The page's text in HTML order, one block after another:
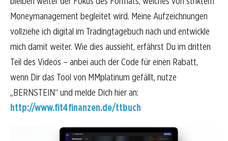
Moneymanagement begleitet wird. Meine Aufzeichnungen
vollziehe ich digital im Tradingtagebuch nach und entwickle
mich damit weiter. Wie dies aussieht, erfährst Du im dritten
Teil des Videos – anbei auch der Code für einen Rabatt,
wenn Dir das Tool von MMplatinum gefällt, nutze
„BERNSTEIN“ und melde Dich hier an:
http://www.fit4finanzen.de/ttbuch